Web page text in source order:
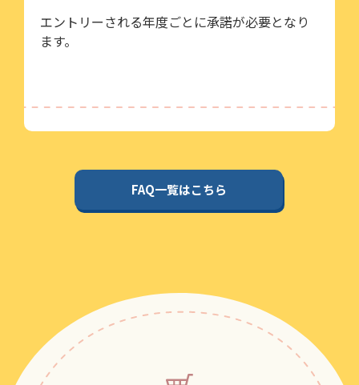
エントリーされる年度ごとに承諾が必要となり
ます。
FAQ一覧はこちら